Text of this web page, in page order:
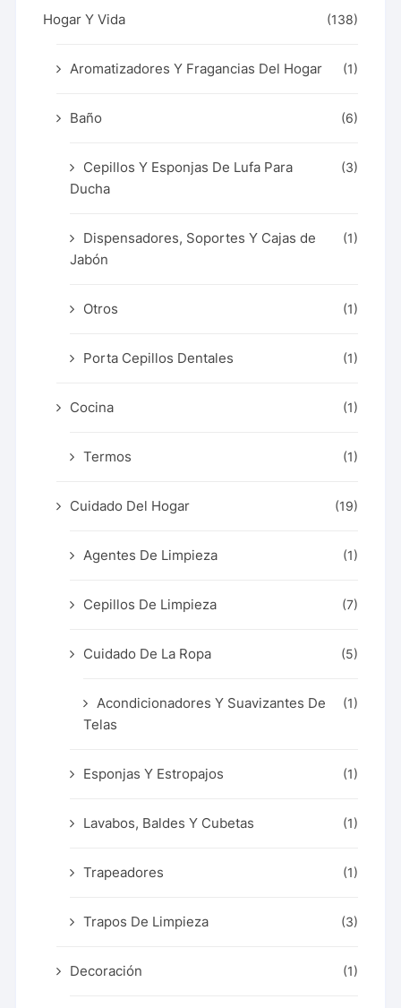
Hogar Y Vida (138)
Aromatizadores Y Fragancias Del Hogar (1)
Baño (6)
Cepillos Y Esponjas De Lufa Para
Ducha
(3)
Dispensadores, Soportes Y Cajas de
Jabón
(1)
Otros (1)
Porta Cepillos Dentales (1)
Cocina (1)
Termos (1)
Cuidado Del Hogar (19)
Agentes De Limpieza (1)
Cepillos De Limpieza (7)
Cuidado De La Ropa (5)
Acondicionadores Y Suavizantes De
Telas
(1)
Esponjas Y Estropajos (1)
Lavabos, Baldes Y Cubetas (1)
Trapeadores (1)
Trapos De Limpieza (3)
Decoración (1)